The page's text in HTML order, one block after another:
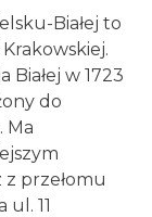
Białej to
Białej w 1723
do
Ma
z przełomu
ul. 11